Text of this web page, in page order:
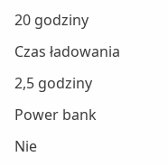
20 godziny
Czas ładowania
2,5 godziny
Power bank
Nie